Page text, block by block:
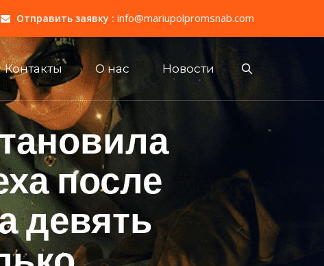
Отправить заявку : info@mariupolpromsnab.com
Контакты О нас Новости
после
девять